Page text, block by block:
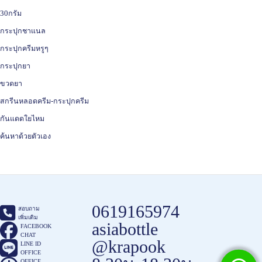
30กรัม
กระปุกชาแนล
กระปุกครีมหรูๆ
กระปุกยา
ขวดยา
สกรีนหลอดครีม-กระปุกครีม
กันแดดใยไหม
ค้นหาด้วยตัวเอง
สอบถาม
เพิ่มเติม
0619165974
FACEBOOK
CHAT
asiabottle
LINE ID
OFFICE
@krapook